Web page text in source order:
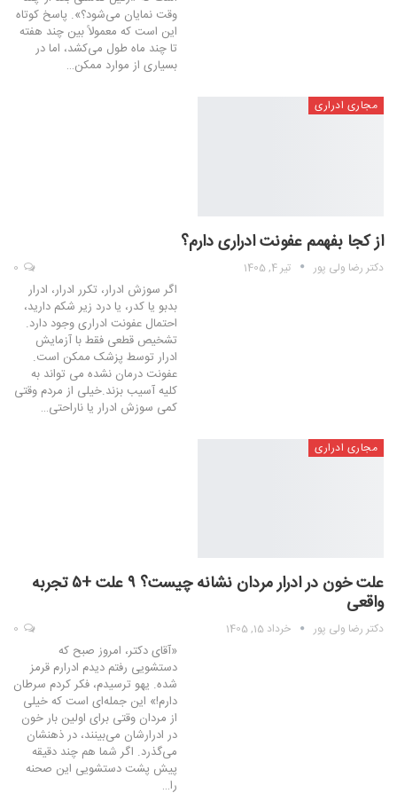
وقت نمایان می‌شود؟». پاسخ کوتاه
این است که معمولاً بین چند هفته
تا چند ماه طول می‌کشد، اما در
بسیاری از موارد ممکن…
مجاری ادراری
از کجا بفهمم عفونت ادراری دارم؟
دکتر رضا ولی پور تیر 4, 1405
اگر سوزش ادرار، تکرر ادرار، ادرار
بدبو یا کدر، یا درد زیر شکم دارید،
احتمال عفونت ادراری وجود دارد.
تشخیص قطعی فقط با آزمایش
ادرار توسط پزشک ممکن است.
عفونت درمان نشده می تواند به
کلیه آسیب بزند.خیلی از مردم وقتی
کمی سوزش ادرار یا ناراحتی…
مجاری ادراری
علت خون در ادرار مردان نشانه چیست؟ ۹ علت +۵ تجربه
واقعی
دکتر رضا ولی پور خرداد 15, 1405
«آقای دکتر، امروز صبح که
دستشویی رفتم دیدم ادرارم قرمز
شده. یهو ترسیدم، فکر کردم سرطان
دارم!» این جمله‌ای است که خیلی
از مردان وقتی برای اولین بار خون
در ادرارشان می‌بینند، در ذهنشان
می‌گذرد. اگر شما هم چند دقیقه
پیش پشت دستشویی این صحنه
را…